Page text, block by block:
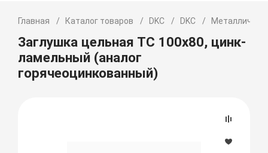
Главная Каталог товаров DKC DKC
Заглушка цельная ТС 100х80, цинк-
ламельный (аналог
горячеоцинкованный)